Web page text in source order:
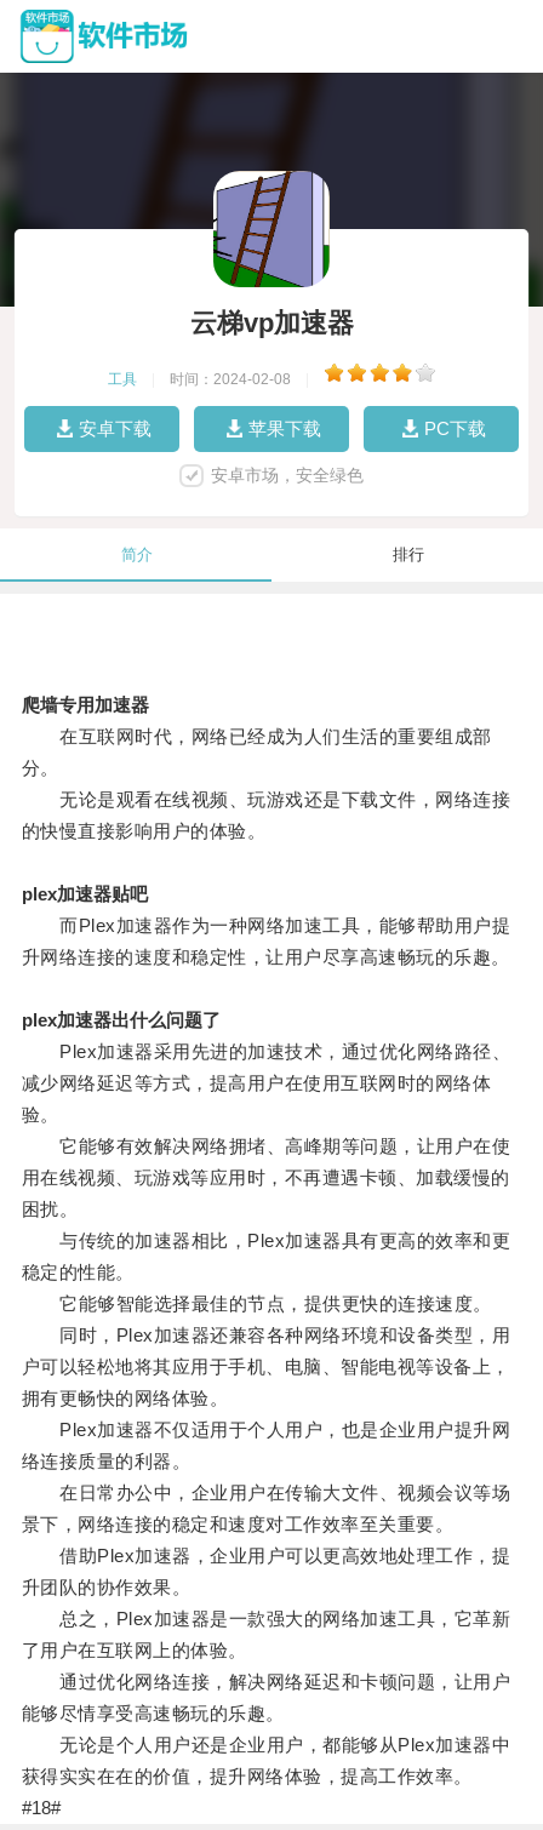
云梯vp加速器
工具 时间：2024-02-08
安卓下载 苹果下载 PC下载
安卓市场，安全绿色
简介 排行
爬墙专用加速器
在互联网时代，网络已经成为人们生活的重要组成部
分。
无论是观看在线视频、玩游戏还是下载文件，网络连接
的快慢直接影响用户的体验。
plex加速器贴吧
而Plex加速器作为一种网络加速工具，能够帮助用户提
升网络连接的速度和稳定性，让用户尽享高速畅玩的乐趣。
plex加速器出什么问题了
Plex加速器采用先进的加速技术，通过优化网络路径、
减少网络延迟等方式，提高用户在使用互联网时的网络体
验。
它能够有效解决网络拥堵、高峰期等问题，让用户在使
用在线视频、玩游戏等应用时，不再遭遇卡顿、加载缓慢的
困扰。
与传统的加速器相比，Plex加速器具有更高的效率和更
稳定的性能。
它能够智能选择最佳的节点，提供更快的连接速度。
同时，Plex加速器还兼容各种网络环境和设备类型，用
户可以轻松地将其应用于手机、电脑、智能电视等设备上，
拥有更畅快的网络体验。
Plex加速器不仅适用于个人用户，也是企业用户提升网
络连接质量的利器。
在日常办公中，企业用户在传输大文件、视频会议等场
景下，网络连接的稳定和速度对工作效率至关重要。
借助Plex加速器，企业用户可以更高效地处理工作，提
升团队的协作效果。
总之，Plex加速器是一款强大的网络加速工具，它革新
了用户在互联网上的体验。
通过优化网络连接，解决网络延迟和卡顿问题，让用户
能够尽情享受高速畅玩的乐趣。
无论是个人用户还是企业用户，都能够从Plex加速器中
获得实实在在的价值，提升网络体验，提高工作效率。
#18#